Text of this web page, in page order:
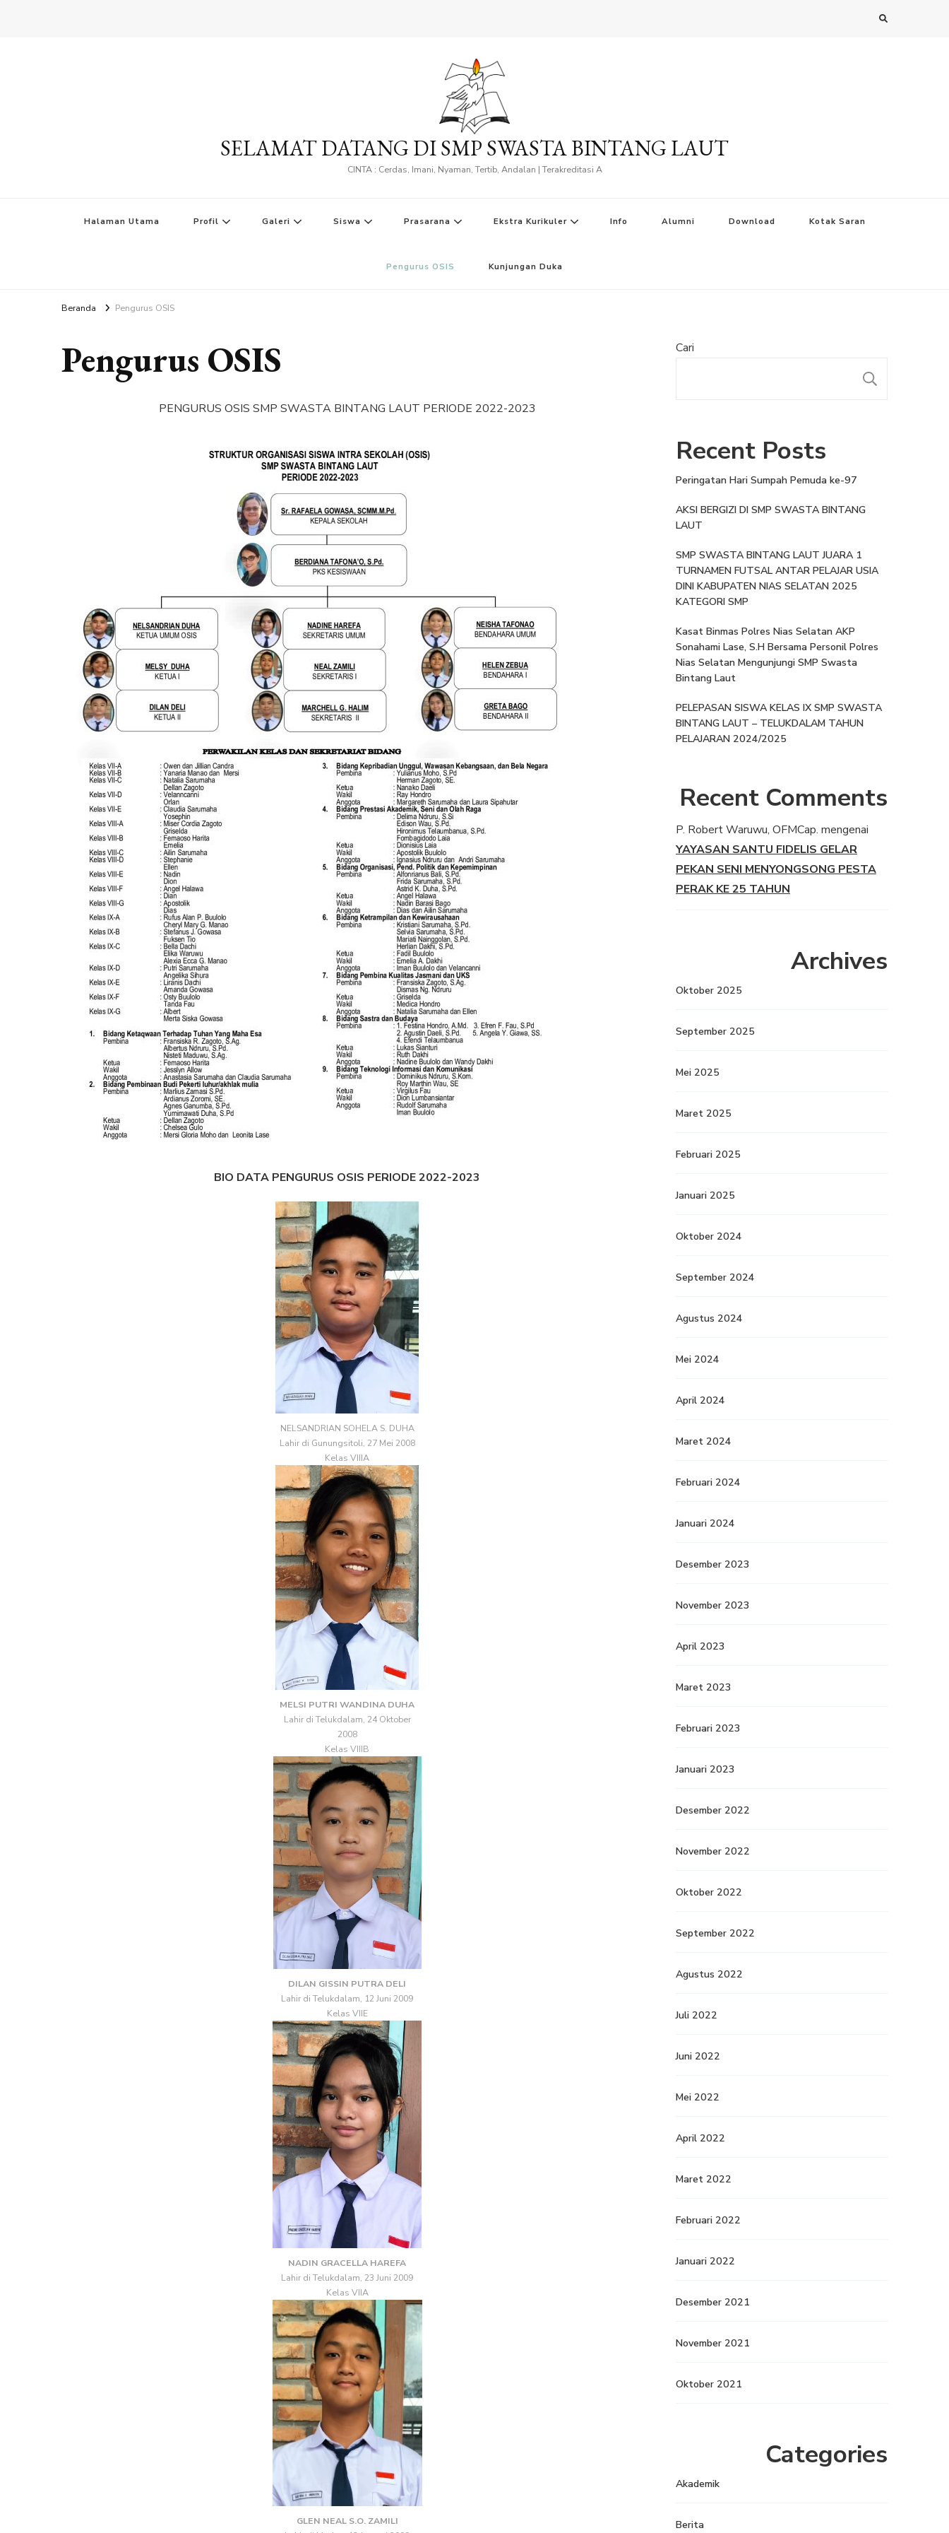
SELAMAT DATANG DI SMP SWASTA BINTANG LAUT
CINTA : Cerdas, Imani, Nyaman, Tertib, Andalan | Terakreditasi A
Halaman Utama Profil Galeri Siswa Prasarana Ekstra Kurikuler Info Alumni Download Kotak Saran
Pengurus OSIS Kunjungan Duka
Beranda Pengurus OSIS
Pengurus OSIS
PENGURUS OSIS SMP SWASTA BINTANG LAUT PERIODE 2022-2023
BIO DATA PENGURUS OSIS PERIODE 2022-2023
NELSANDRIAN SOHELA S. DUHA
Lahir di Gunungsitoli, 27 Mei 2008
Kelas VIIIA
MELSI PUTRI WANDINA DUHA
Lahir di Telukdalam, 24 Oktober
2008
Kelas VIIIB
DILAN GISSIN PUTRA DELI
Lahir di Telukdalam, 12 Juni 2009
Kelas VIIE
NADIN GRACELLA HAREFA
Lahir di Telukdalam, 23 Juni 2009
Kelas VIIA
GLEN NEAL S.O. ZAMILI
Cari
Recent Posts
Peringatan Hari Sumpah Pemuda ke-97
AKSI BERGIZI DI SMP SWASTA BINTANG
LAUT
SMP SWASTA BINTANG LAUT JUARA 1
TURNAMEN FUTSAL ANTAR PELAJAR USIA
DINI KABUPATEN NIAS SELATAN 2025
KATEGORI SMP
Kasat Binmas Polres Nias Selatan AKP
Sonahami Lase, S.H Bersama Personil Polres
Nias Selatan Mengunjungi SMP Swasta
Bintang Laut
PELEPASAN SISWA KELAS IX SMP SWASTA
BINTANG LAUT – TELUKDALAM TAHUN
PELAJARAN 2024/2025
Recent Comments
P. Robert Waruwu, OFMCap. mengenai
YAYASAN SANTU FIDELIS GELAR
PEKAN SENI MENYONGSONG PESTA
PERAK KE 25 TAHUN
Archives
Oktober 2025
September 2025
Mei 2025
Maret 2025
Februari 2025
Januari 2025
Oktober 2024
September 2024
Agustus 2024
Mei 2024
April 2024
Maret 2024
Februari 2024
Januari 2024
Desember 2023
November 2023
April 2023
Maret 2023
Februari 2023
Januari 2023
Desember 2022
November 2022
Oktober 2022
September 2022
Agustus 2022
Juli 2022
Juni 2022
Mei 2022
April 2022
Maret 2022
Februari 2022
Januari 2022
Desember 2021
November 2021
Oktober 2021
Categories
Akademik
Berita